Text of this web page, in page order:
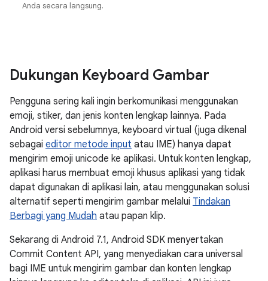
Anda secara langsung.
Dukungan Keyboard Gambar
Pengguna sering kali ingin berkomunikasi menggunakan
emoji, stiker, dan jenis konten lengkap lainnya. Pada
Android versi sebelumnya, keyboard virtual (juga dikenal
sebagai editor metode input atau IME) hanya dapat
mengirim emoji unicode ke aplikasi. Untuk konten lengkap,
aplikasi harus membuat emoji khusus aplikasi yang tidak
dapat digunakan di aplikasi lain, atau menggunakan solusi
alternatif seperti mengirim gambar melalui Tindakan
Berbagi yang Mudah atau papan klip.
Sekarang di Android 7.1, Android SDK menyertakan
Commit Content API, yang menyediakan cara universal
bagi IME untuk mengirim gambar dan konten lengkap